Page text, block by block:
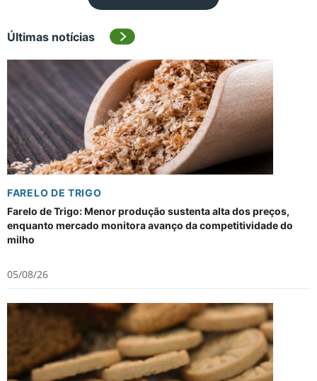
Últimas notícias
FARELO DE TRIGO
Farelo de Trigo: Menor produção sustenta alta dos preços,
enquanto mercado monitora avanço da competitividade do
milho
05/08/26